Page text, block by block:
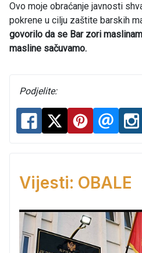
Ovo moje obraćanje javnosti
pokrene u cilju zaštite barskih
govorilo da se Bar zori
masline sačuvamo.
Podjelite:
Vijesti: OBALE